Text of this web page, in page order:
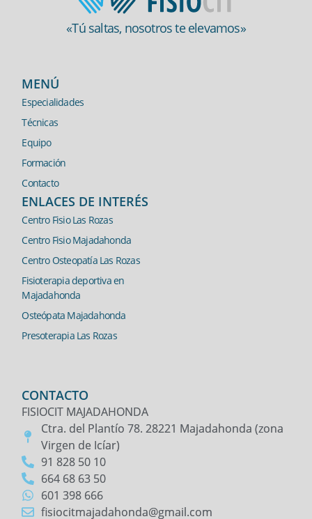
«Tú saltas, nosotros te elevamos»
MENÚ
Especialidades
Técnicas
Equipo
Formación
Contacto
ENLACES DE INTERÉS
Centro Fisio Las Rozas
Centro Fisio Majadahonda
Centro Osteopatía Las Rozas
Fisioterapia deportiva en
Majadahonda
Osteópata Majadahonda
Presoterapia Las Rozas
CONTACTO
FISIOCIT MAJADAHONDA
Ctra. del Plantío 78. 28221 Majadahonda (zona
Virgen de Icíar)
91 828 50 10
664 68 63 50
601 398 666
fisiocitmajadahonda@gmail.com